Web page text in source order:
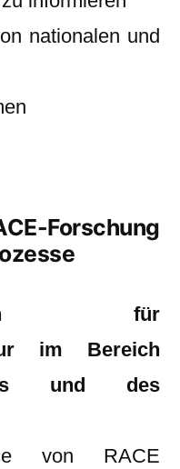
nationalen und
Forschung
für
im Bereich
und des
von RACE